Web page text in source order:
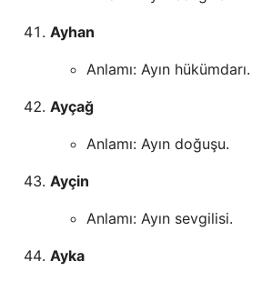
Ayhan
Anlamı: Ayın hükümdarı.
Ayçağ
Anlamı: Ayın doğuşu.
Ayçin
Anlamı: Ayın sevgilisi.
Ayka